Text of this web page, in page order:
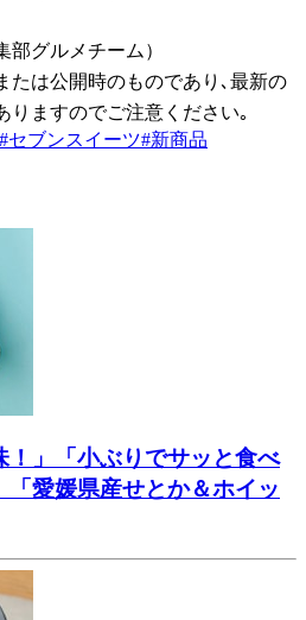
部グルメチーム）
は公開時のものであり､最新の
りますのでご注意ください｡
#セブンスイーツ#新商品
！」「小ぶりでサッと食べ
愛媛県産せとか＆ホイッ